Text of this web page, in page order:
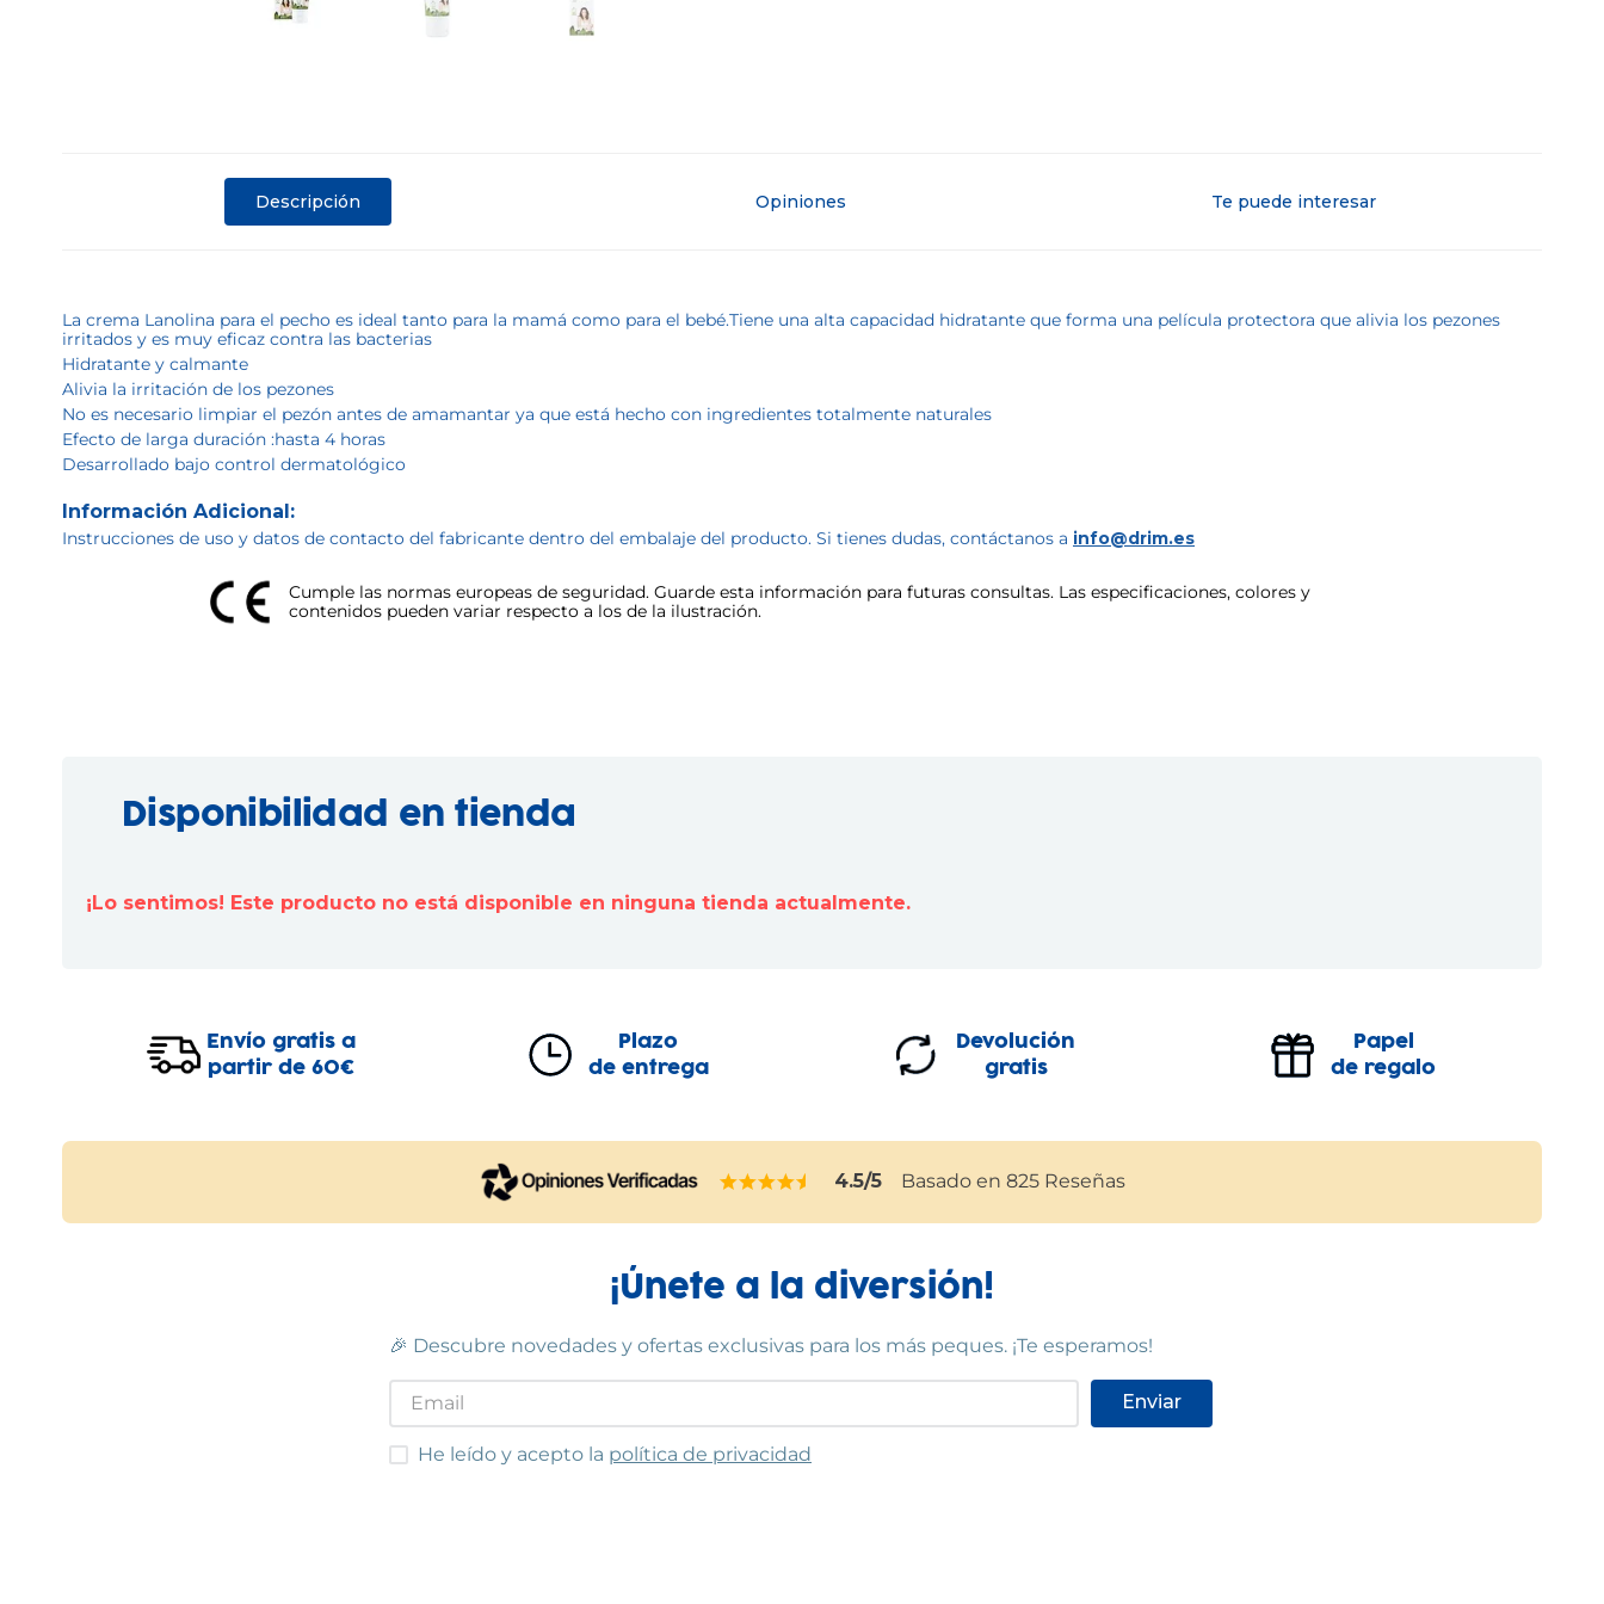
Descripción Opiniones Te puede interesar
La crema Lanolina para el pecho es ideal tanto para la mamá como para el bebé.Tiene una alta capacidad hidratante que forma una película protectora que alivia los pezones
irritados y es muy eficaz contra las bacterias
Hidratante y calmante
Alivia la irritación de los pezones
No es necesario limpiar el pezón antes de amamantar ya que está hecho con ingredientes totalmente naturales
Efecto de larga duración :hasta 4 horas
Desarrollado bajo control dermatológico
Información Adicional:
Instrucciones de uso y datos de contacto del fabricante dentro del embalaje del producto. Si tienes dudas, contáctanos a info@drim.es
Cumple las normas europeas de seguridad. Guarde esta información para futuras consultas. Las especificaciones, colores y
contenidos pueden variar respecto a los de la ilustración.
Disponibilidad en tienda
¡Lo sentimos! Este producto no está disponible en ninguna tienda actualmente.
Envío gratis a
partir de 60€
Plazo
de entrega
Devolución
gratis
Papel
de regalo
4.5/5 Basado en 825 Reseñas
¡Únete a la diversión!
🎉 Descubre novedades y ofertas exclusivas para los más peques. ¡Te esperamos!
Enviar
He leído y acepto las condiciones
He leído y acepto la política de privacidad